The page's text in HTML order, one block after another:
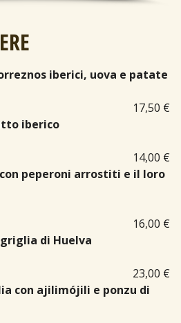
iberici, uova e patate
17,50 €
iberico
14,00 €
peperoni arrostiti e il loro
16,00 €
di Huelva
23,00 €
con ajilimójili e ponzu di